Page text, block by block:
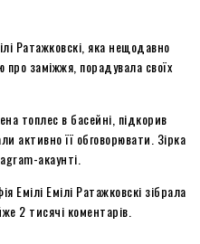
Ратажковскі, яка нещодавно
заміжжя, порадувала своїх
топлес в басейні, підкорив
активно її обговорювати. Зірка
акаунті.
Емілі Емілі Ратажковскі зібрала
2 тисячі коментарів.